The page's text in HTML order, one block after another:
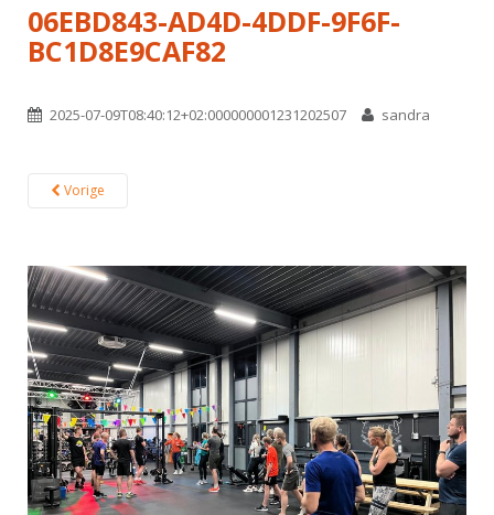
06EBD843-AD4D-4DDF-9F6F-
BC1D8E9CAF82
2025-07-09T08:40:12+02:000000001231202507 sandra
Vorige